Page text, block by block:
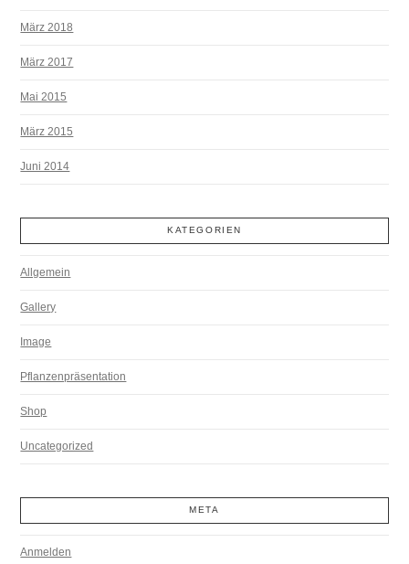
März 2018
März 2017
Mai 2015
März 2015
Juni 2014
KATEGORIEN
Allgemein
Gallery
Image
Pflanzenpräsentation
Shop
Uncategorized
META
Anmelden